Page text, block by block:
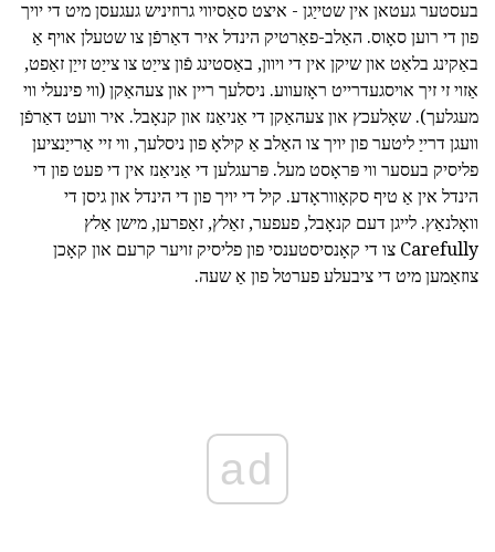
בעסטער געטאן אין שטייַגן - איצט סאַסיווי גרוזיניש געגעסן מיט די יויך
פון די רוען סאָוס. האַלב-פאַרטיק הינדל איר דאַרפֿן צו שטעלן אויף אַ
באַקינג בלאַט און שיקן אין די ויוון, באַסטינג פֿון צייַט צו צייַט זייַן זאַפט,
אַזוי זי זיך אויסגעדרייט ראָזעווע. ניסלעך ריין און צעהאַקן (ווי פינעלי ווי
מעגלעך). שאָלעכץ און צעהאַקן די אַניאַנז און קנאָבל. איר וועט דאַרפֿן
וועגן דרייַ ליטער פון יויך צו האַלב אַ קילאָ פון ניסלעך, ווי זיי אַרייַנציען
פליסיק בעסער ווי פּראָסט מעל. פּרעגלען די אַניאַנז אין די פעט פון די
הינדל אין אַ טיף סקאָווראָדע. קיל די יויך פון די הינדל און גיסן די
וואָלנאַץ. לייגן דעם קנאָבל, פעפער, זאַלץ, זאַפרען, מישן אַלץ
Carefully צו די קאָנסיסטענסי פון פליסיק זויער קרעם און קאָכן
צוזאַמען מיט די ציבעלע פערטל פון אַ שעה.
ad